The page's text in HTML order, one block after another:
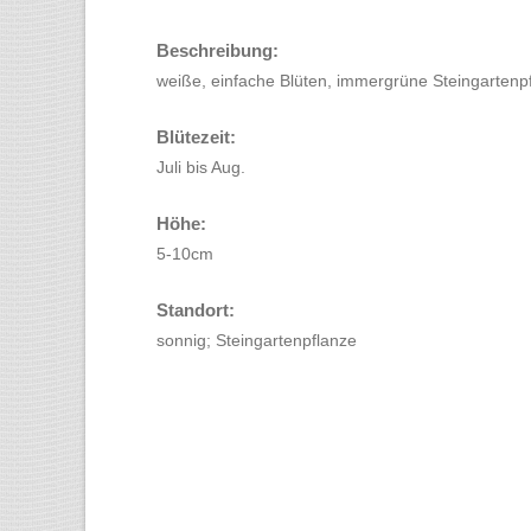
Beschreibung:
weiße, einfache Blüten, immergrüne
Blütezeit:
Juli bis Aug.
Höhe:
5-10cm
Standort:
sonnig; Steingartenpflanze